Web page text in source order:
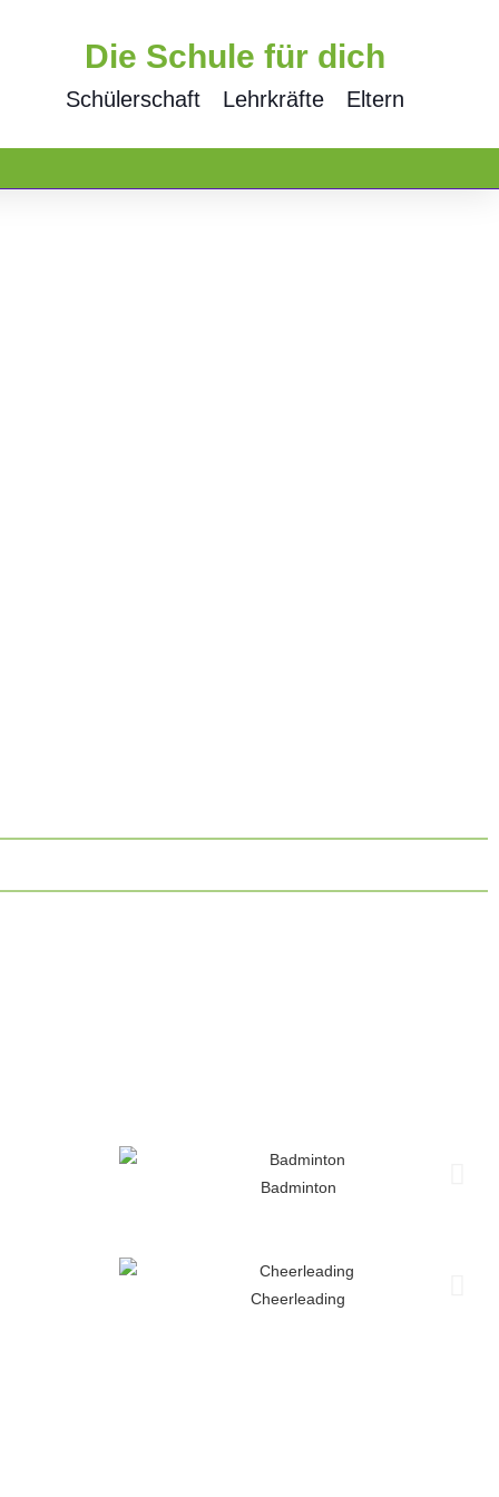
Die Schule für dich
Schülerschaft Lehrkräfte Eltern
Badminton
Cheerleading